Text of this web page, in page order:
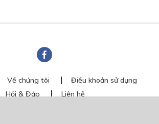
Về chúng tôi
Điều khoản sử dụng
Hỏi & Đáp
Liên hệ